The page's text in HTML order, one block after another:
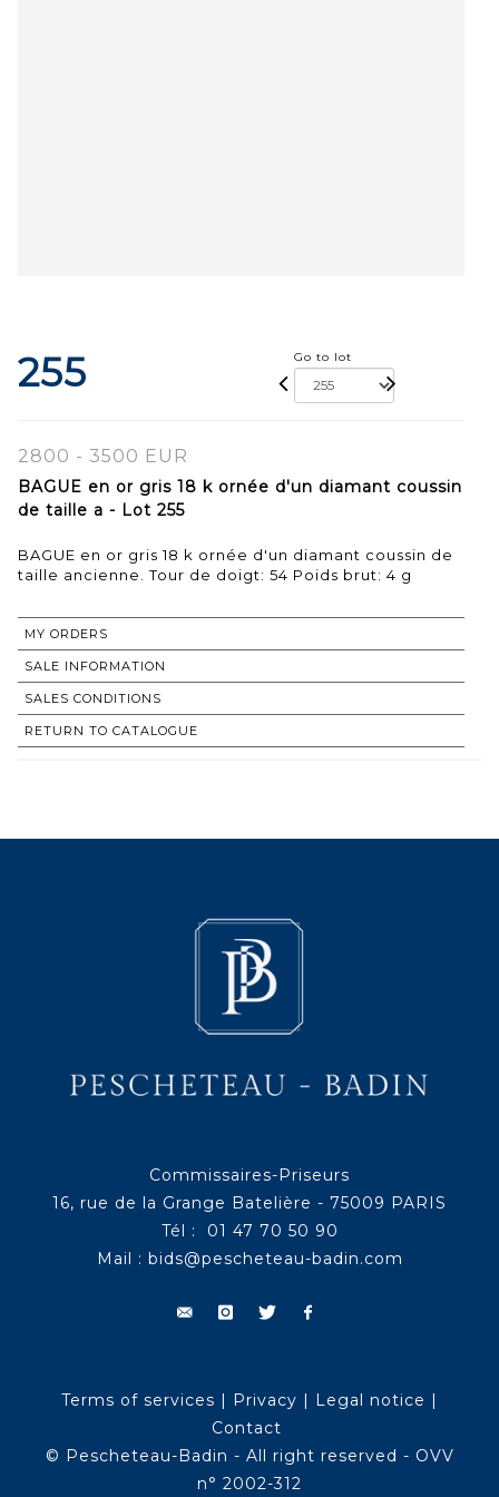
255 Go to lot
2800 - 3500 EUR
BAGUE en or gris 18 k ornée d'un diamant coussin
de taille a - Lot 255
BAGUE en or gris 18 k ornée d'un diamant coussin de
taille ancienne. Tour de doigt: 54 Poids brut: 4 g
MY ORDERS
SALE INFORMATION
SALES CONDITIONS
RETURN TO CATALOGUE
Commissaires-Priseurs
16, rue de la Grange Batelière - 75009 PARIS
Tél : 01 47 70 50 90
Mail : bids@pescheteau-badin.com
Terms of services | Privacy | Legal notice |
Contact
© Pescheteau-Badin - All right reserved - OVV
n° 2002-312